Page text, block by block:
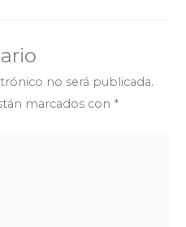
no será publicada.
marcados con *